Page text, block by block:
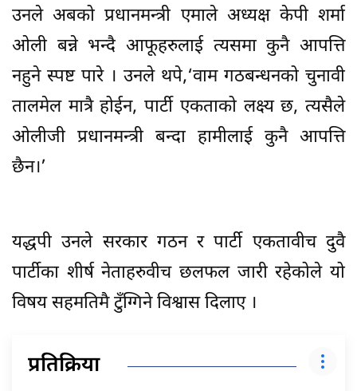
उनले अबको प्रधानमन्त्री एमाले अध्यक्ष केपी शर्मा
ओली बन्ने भन्दै आफूहरुलाई त्यसमा कुनै आपत्ति
नहुने स्पष्ट पारे । उनले थपे,‘वाम गठबन्धनको चुनावी
तालमेल मात्रै होईन, पार्टी एकताको लक्ष्य छ, त्यसैले
ओलीजी प्रधानमन्त्री बन्दा हामीलाई कुनै आपत्ति
छैन।’
यद्धपी उनले सरकार गठन र पार्टी एकतावीच दुवै
पार्टीका शीर्ष नेताहरुवीच छलफल जारी रहेकोले यो
विषय सहमतिमै टुँग्गिने विश्वास दिलाए ।
प्रतिक्रिया